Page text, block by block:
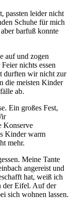
passten leider nicht
Schuhe für mich
barfuß konnte
auf und zogen
nichts essen
durften wir nicht zur
die meisten Kinder
ab.
Ein großes Fest,
Konserve
Kinder warm
mehr.
Meine Tante
angereist und
hat, weiß ich
der Eifel. Auf der
sich wohnen lassen.